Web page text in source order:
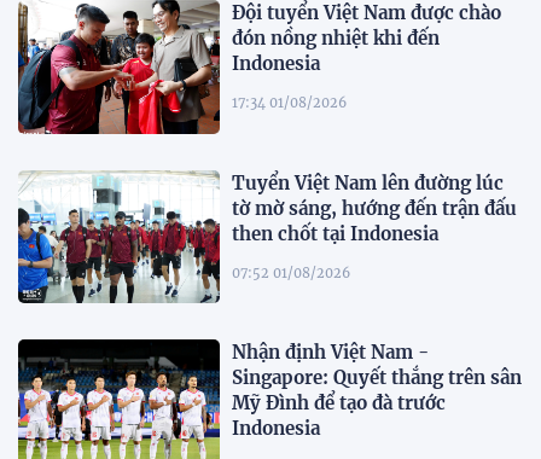
Đội tuyển Việt Nam được chào
đón nồng nhiệt khi đến
Indonesia
17:34 01/08/2026
Tuyển Việt Nam lên đường lúc
tờ mờ sáng, hướng đến trận đấu
then chốt tại Indonesia
07:52 01/08/2026
Nhận định Việt Nam -
Singapore: Quyết thắng trên sân
Mỹ Đình để tạo đà trước
Indonesia